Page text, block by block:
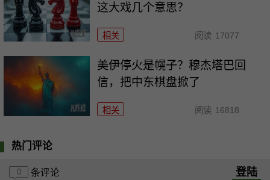
这大戏几个意思？
相关 阅读 17077
美伊停火是幌子？穆杰塔巴回
信，把中东棋盘掀了
相关 阅读 16818
热门评论
0 条评论 登陆